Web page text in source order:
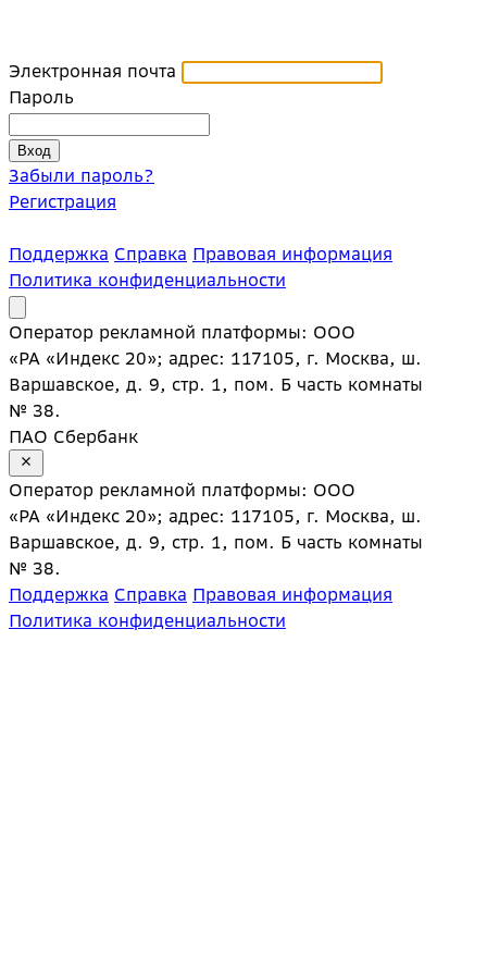
Электронная почта
Пароль
Забыли пароль?
Регистрация
Поддержка Справка Правовая информация
Политика конфиденциальности
Оператор рекламной платформы: ООО
«РА «Индекс 20»; адрес: 117105, г. Москва, ш.
Варшавское, д. 9, стр. 1, пом. Б часть комнаты
№ 38.
ПАО Сбербанк
Оператор рекламной платформы: ООО
«РА «Индекс 20»; адрес: 117105, г. Москва, ш.
Варшавское, д. 9, стр. 1, пом. Б часть комнаты
№ 38.
Поддержка Справка Правовая информация
Политика конфиденциальности